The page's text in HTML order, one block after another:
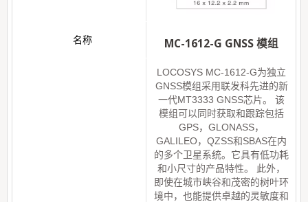
MC-1612-G GNSS 模组
LOCOSYS MC-1612-G为独立
GNSS模组采用联发科先进的新
一代MT3333 GNSS芯片。 该
模组可以同时获取和跟踪包括
GPS，GLONASS，
GALILEO，QZSS和SBAS在内
的多个卫星系统。它具有低功耗
和小尺寸的产品特性。 此外，
即使在城市峡谷和茂密的树叶环
境中，也能提供卓越的灵敏度和